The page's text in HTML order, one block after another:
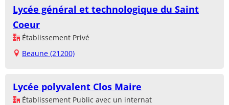
Lycée général et technologique du Saint
Coeur
Établissement Privé
Beaune (21200)
Lycée polyvalent Clos Maire
Établissement Public avec un internat